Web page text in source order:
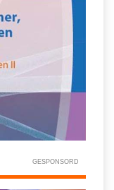
GESPONSORD